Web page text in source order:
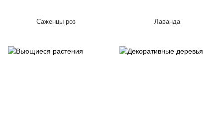
Саженцы роз Лаванда